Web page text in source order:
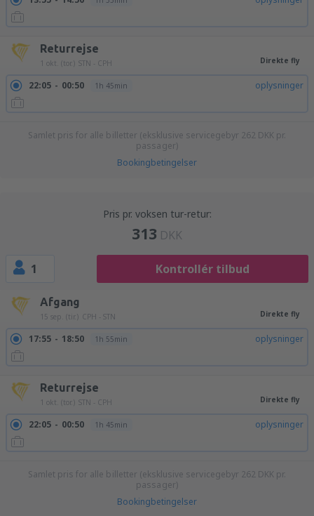
Returrejse
1 okt. (tor.) STN - CPH Direkte fly
22:05 00:50 1h 45min oplysninger
Samlet pris for alle billetter (eksklusive servicegebyr 262 DKK pr.
passager)
Bookingbetingelser
Pris pr. voksen tur-retur:
313 DKK
1 Kontrollér tilbud
Afgang
15 sep. (tir.) CPH - STN Direkte fly
17:55 18:50 1h 55min oplysninger
Returrejse
1 okt. (tor.) STN - CPH Direkte fly
22:05 00:50 1h 45min oplysninger
Samlet pris for alle billetter (eksklusive servicegebyr 262 DKK pr.
passager)
Bookingbetingelser